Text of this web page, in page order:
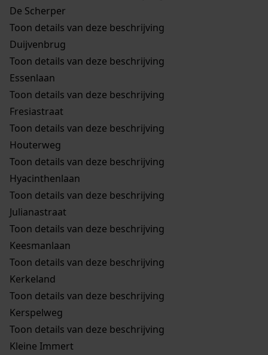
De Scherper
Toon details van deze beschrijving
Duijvenbrug
Toon details van deze beschrijving
Essenlaan
Toon details van deze beschrijving
Fresiastraat
Toon details van deze beschrijving
Houterweg
Toon details van deze beschrijving
Hyacinthenlaan
Toon details van deze beschrijving
Julianastraat
Toon details van deze beschrijving
Keesmanlaan
Toon details van deze beschrijving
Kerkeland
Toon details van deze beschrijving
Kerspelweg
Toon details van deze beschrijving
Kleine Immert